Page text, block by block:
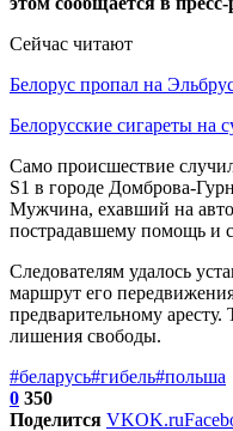
Сейчас читают
Белорус пропал на
Белорусские сигареты
Само происшествие
S1 в городе Домброва-
Мужчина, ехавший на
пострадавшему помощь и
Следователям удалось
маршрут его
предварительному
лишения свободы.
#беларусь#гибель#польша
0 350
Поделится VKOK.ru